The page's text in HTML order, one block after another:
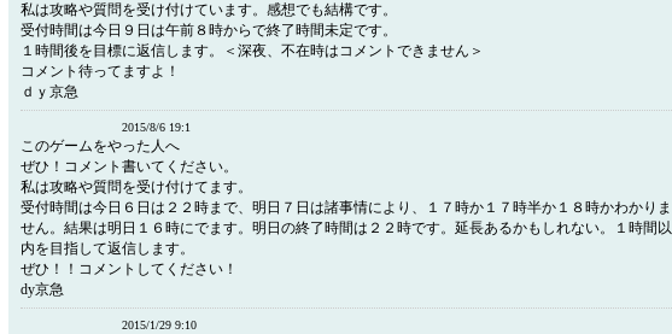
私は攻略や質問を受け付けています。感想でも結構です。
受付時間は今日９日は午前８時からで終了時間未定です。
１時間後を目標に返信します。＜深夜、不在時はコメントできません＞
コメント待ってますよ！
ｄｙ京急
2015/8/6 19:1
このゲームをやった人へ
ぜひ！コメント書いてください。
私は攻略や質問を受け付けてます。
受付時間は今日６日は２２時まで、明日７日は諸事情により、１７時か１７時半か１８時かわかりま
せん。結果は明日１６時にでます。明日の終了時間は２２時です。延長あるかもしれない。１時間以
内を目指して返信します。
ぜひ！！コメントしてください！
dy京急
2015/1/29 9:10